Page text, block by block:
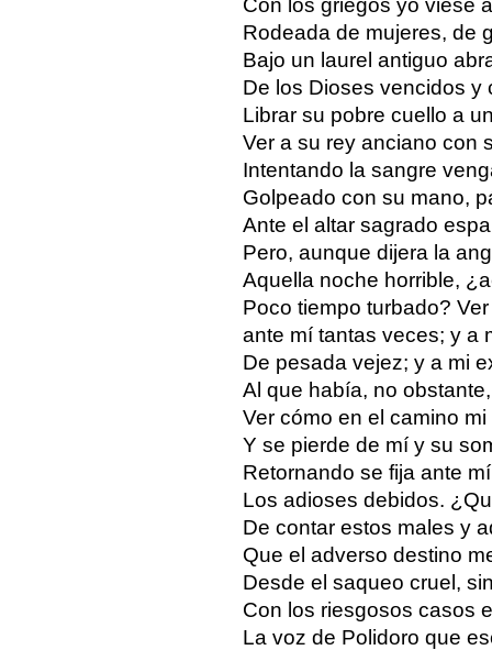
Rodeada de mujeres, de
Bajo un laurel antiguo
De los Dioses vencidos y
Librar su pobre cuello a
Ver a su rey anciano con
Intentando la sangre
Golpeado con su mano,
Ante el altar sagrado
Pero, aunque dijera la
Aquella noche horrible,
Poco tiempo turbado?
ante mí tantas veces; y a
De pesada vejez; y a mi
Al que había, no
Ver cómo en el camino
Y se pierde de mí y su
Retornando se fija ante
Los adioses debidos.
De contar estos males y
Que el adverso destino
Desde el saqueo cruel,
Con los riesgosos casos
La voz de Polidoro que